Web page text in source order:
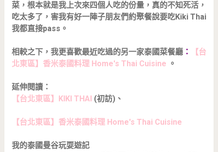
菜，根本就是我上次來四個人吃的份量，真的不知死活，
吃太多了，害我有好一陣子朋友們約聚餐說要吃Kiki Thai
我都直接pass。
相較之下，我更喜歡最近吃過的另一家泰國菜餐廳：
【台
北東區】香米泰國料理 Home's Thai Cuisine 。
延伸閱讀：
【台北東區】KIKI THAI (初訪)、
【台北東區】香米泰國料理 Home's Thai Cuisine
我的泰國曼谷玩耍遊記